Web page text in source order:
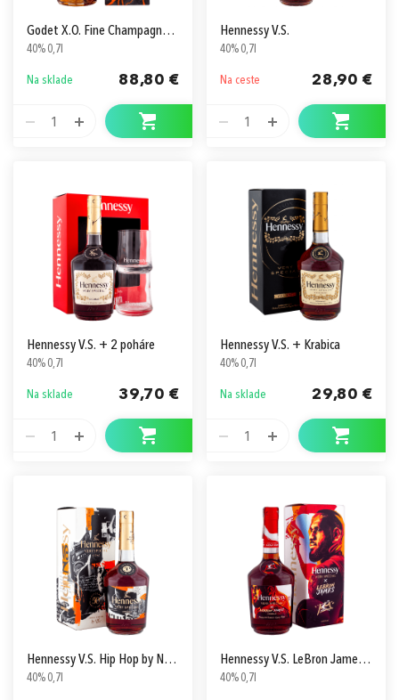
Godet X.O. Fine Champagne v Kartóne
40% 0,7l
Na sklade 88,80 €
1
Hennessy V.S.
40% 0,7l
Na ceste 28,90 €
1
Hennessy V.S. + 2 poháre
40% 0,7l
Na sklade 39,70 €
1
Hennessy V.S. + Krabica
40% 0,7l
Na sklade 29,80 €
1
Hennessy V.S. Hip Hop by NAS v Kartóne
40% 0,7l
Hennessy V.S. LeBron James v Kartóne
40% 0,7l